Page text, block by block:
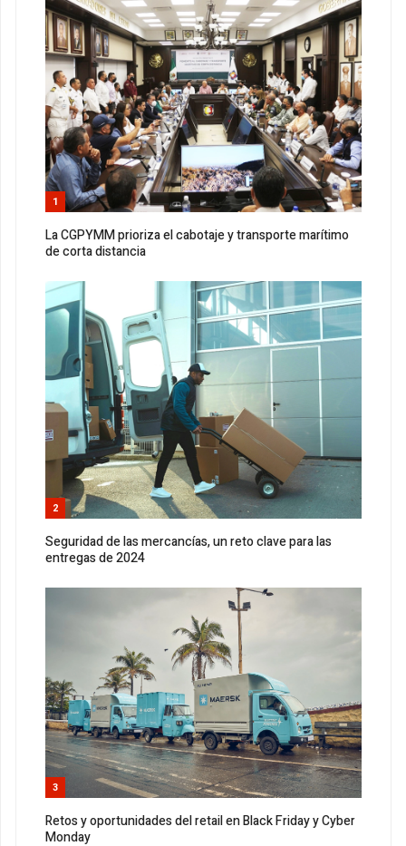
1
La CGPYMM prioriza el cabotaje y transporte marítimo
de corta distancia
2
Seguridad de las mercancías, un reto clave para las
entregas de 2024
3
Retos y oportunidades del retail en Black Friday y Cyber
Monday